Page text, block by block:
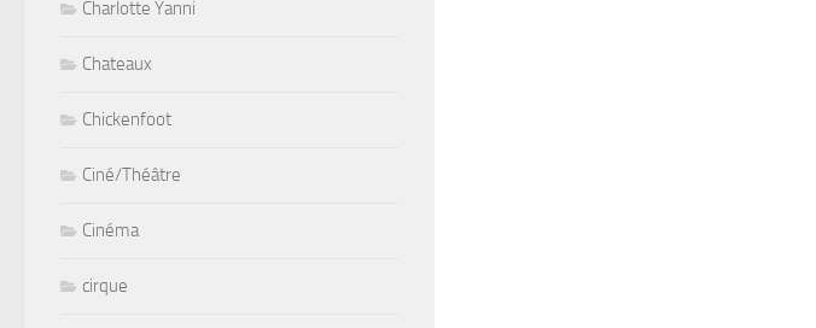
Charlotte Yanni
Chateaux
Chickenfoot
Ciné/Théâtre
Cinéma
cirque